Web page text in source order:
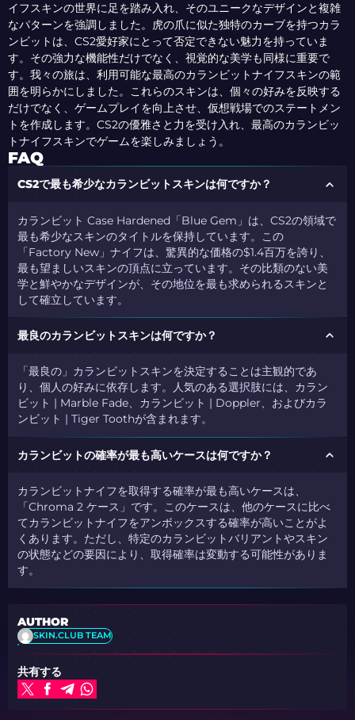
イフスキンの世界に足を踏み入れ、そのユニークなデザインと複雑
なパターンを強調しました。虎の爪に似た独特のカーブを持つカラ
ンビットは、CS2愛好家にとって否定できない魅力を持っていま
す。その強力な機能性だけでなく、視覚的な美学も同様に重要で
す。我々の旅は、利用可能な最高のカランビットナイフスキンの範
囲を明らかにしました。これらのスキンは、個々の好みを反映する
だけでなく、ゲームプレイを向上させ、仮想戦場でのステートメン
トを作成します。CS2の優雅さと力を受け入れ、最高のカランビッ
トナイフスキンでゲームを楽しみましょう。
FAQ
CS2で最も希少なカランビットスキンは何ですか？
カランビット Case Hardened「Blue Gem」は、CS2の領域で
最も希少なスキンのタイトルを保持しています。この
「Factory New」ナイフは、驚異的な価格の$1.4百万を誇り、
最も望ましいスキンの頂点に立っています。その比類のない美
学と鮮やかなデザインが、その地位を最も求められるスキンと
して確立しています。
最良のカランビットスキンは何ですか？
「最良の」カランビットスキンを決定することは主観的であ
り、個人の好みに依存します。人気のある選択肢には、カラン
ビット | Marble Fade、カランビット | Doppler、およびカラ
ンビット | Tiger Toothが含まれます。
カランビットの確率が最も高いケースは何ですか？
カランビットナイフを取得する確率が最も高いケースは、
「Chroma 2 ケース」です。このケースは、他のケースに比べ
てカランビットナイフをアンボックスする確率が高いことがよ
くあります。ただし、特定のカランビットバリアントやスキン
の状態などの要因により、取得確率は変動する可能性がありま
す。
AUTHOR
SKIN.CLUB TEAM
共有する